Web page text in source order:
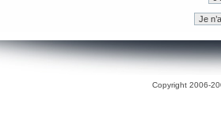
Copyright 2006-